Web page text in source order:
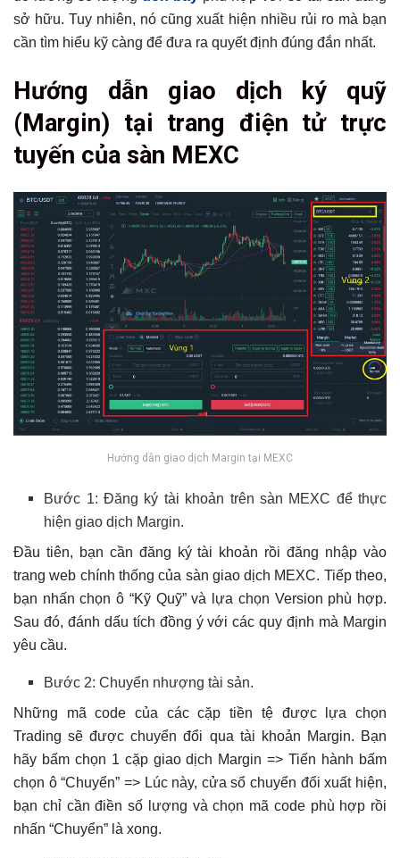
sở hữu. Tuy nhiên, nó cũng xuất hiện nhiều rủi ro mà bạn
cần tìm hiểu kỹ càng để đưa ra quyết định đúng đắn nhất.
Hướng dẫn giao dịch ký quỹ
(Margin) tại trang điện tử trực
tuyến của sàn MEXC
Hướng dẫn giao dịch Margin tại MEXC
Bước 1: Đăng ký tài khoản trên sàn MEXC để thực
hiện giao dịch Margin.
Đầu tiên, bạn cần đăng ký tài khoản rồi đăng nhập vào
trang web chính thống của sàn giao dịch MEXC. Tiếp theo,
bạn nhấn chọn ô “Kỹ Quỹ” và lựa chọn Version phù hợp.
Sau đó, đánh dấu tích đồng ý với các quy định mà Margin
yêu cầu.
Bước 2: Chuyển nhượng tài sản.
Những mã code của các cặp tiền tệ được lựa chọn
Trading sẽ được chuyển đổi qua tài khoản Margin. Bạn
hãy bấm chọn 1 cặp giao dịch Margin => Tiến hành bấm
chọn ô “Chuyển” => Lúc này, cửa sổ chuyển đổi xuất hiện,
bạn chỉ cần điền số lượng và chọn mã code phù hợp rồi
nhấn “Chuyển” là xong.